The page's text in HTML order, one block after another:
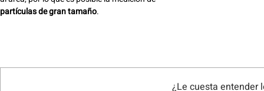
partículas de gran tamaño.
¿Le cuesta entender